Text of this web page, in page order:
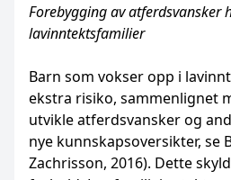
Forebygging av atferdsvansker
lavinntektsfamilier
Barn som vokser opp i
ekstra risiko, sammenlignet
utvikle atferdsvansker og
nye kunnskapsoversikter, se
Zachrisson, 2016). Dette